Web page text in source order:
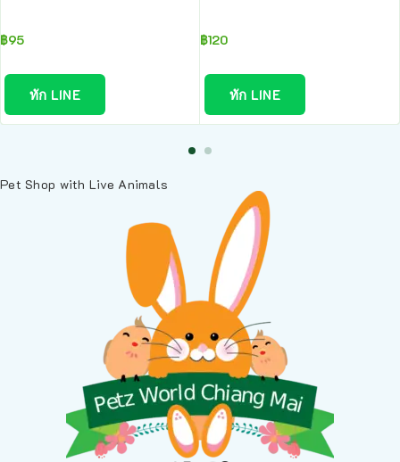
฿95
ทัก LINE
฿120
ทัก LINE
Pet Shop with Live Animals